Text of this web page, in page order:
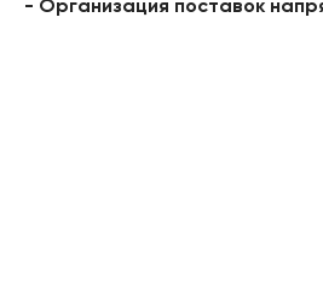
- Организация поставок